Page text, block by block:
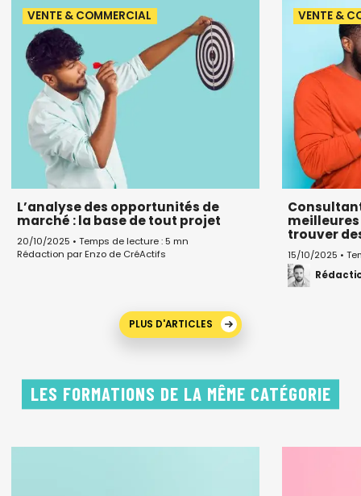
VENTE & COMMERCIAL
L’analyse des opportunités de
marché : la base de tout projet
20/10/2025 • Temps de lecture : 5 mn
Rédaction par Enzo de CréActifs
VENTE &
trouver
15/10/2025 •
PLUS D'ARTICLES
LES FORMATIONS DE LA MÊME CATÉGORIE